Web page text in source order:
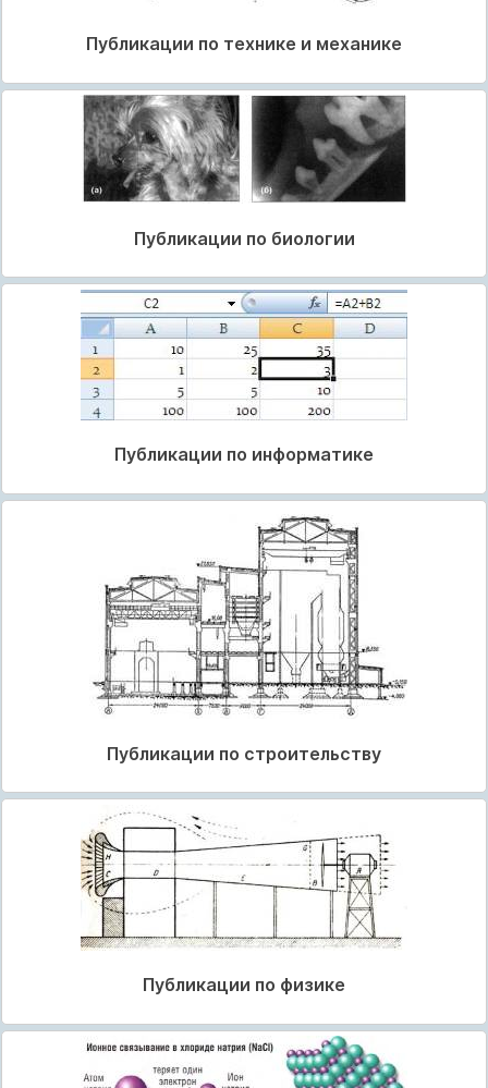
Публикации по технике и механике
Публикации по биологии
Публикации по информатике
Публикации по строительству
Публикации по физике